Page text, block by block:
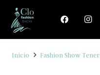
Inicio Fashion Show